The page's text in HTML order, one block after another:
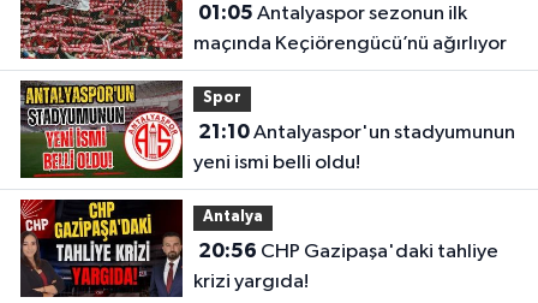
01:05
maçında Keçiörengücü’nü ağırlıyor
Spor
21:10Antalyaspor'un stadyumunun
yeni ismi belli oldu!
Antalya
20:56
krizi yargıda!